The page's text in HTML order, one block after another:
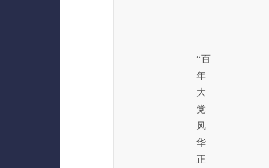
“百
年
大
党
风
华
正